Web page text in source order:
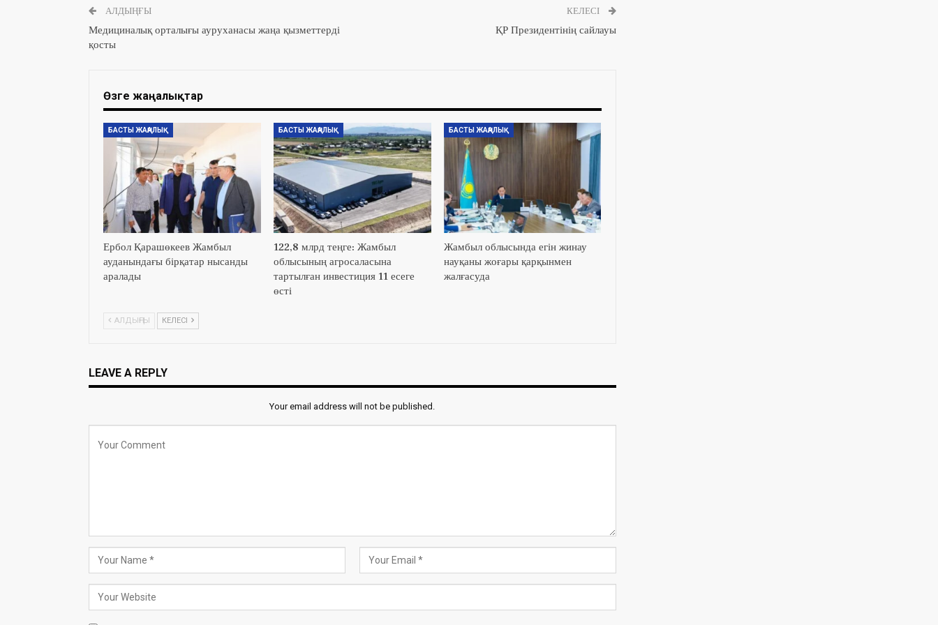
АЛДЫҢҒЫ
Медициналық орталығы ауруханасы жаңа қызметтерді
қосты
КЕЛЕСІ
ҚР Президентінің сайлауы
Өзге жаңалықтар
БАСТЫ ЖАҢАЛЫҚ
Ербол Қарашөкеев Жамбыл
ауданындағы бірқатар нысанды
аралады
БАСТЫ ЖАҢАЛЫҚ
122,8 млрд теңге: Жамбыл
облысының агросаласына
тартылған инвестиция 11 есеге
өсті
БАСТЫ ЖАҢАЛЫҚ
Жамбыл облысында егін жинау
науқаны жоғары қарқынмен
жалғасуда
АЛДЫҢҒЫ КЕЛЕСІ
LEAVE A REPLY
Your email address will not be published.